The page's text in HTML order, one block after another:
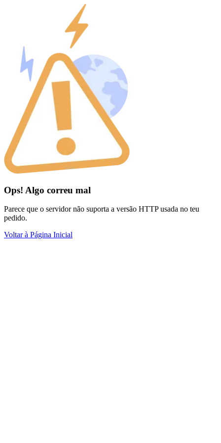
Ops! Algo correu mal
Parece que o servidor não suporta a versão HTTP usada no teu
pedido.
Voltar à Página Inicial